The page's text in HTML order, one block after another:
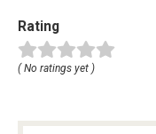
Rating
( No ratings yet )